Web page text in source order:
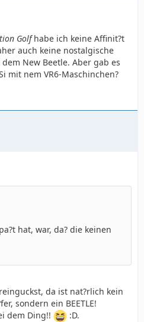
Golfhabe ich keine Affinit?t
auch keine nostalgische
New Beetle. Aber gab es
mit nem VR6-Maschinchen?
hat, war, da? die keinen
da ist nat?rlich kein
sondern ein BEETLE!
dem Ding!!
:D.